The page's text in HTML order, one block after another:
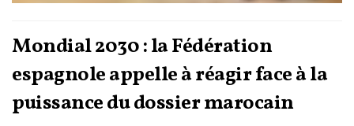
Mondial 2030 : la Fédération
espagnole appelle à réagir face à la
puissance du dossier marocain